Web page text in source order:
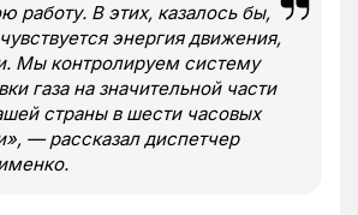
работу. В этих, казалось бы,
энергия движения,
Мы контролируем систему
газа на значительной части
страны в шести часовых
— рассказал диспетчер